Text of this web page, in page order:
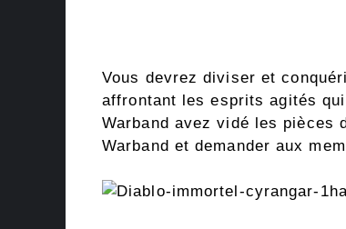
Vous devrez diviser et
affrontant les esprits agités
Warband avez vidé les pièces
Warband et demander aux